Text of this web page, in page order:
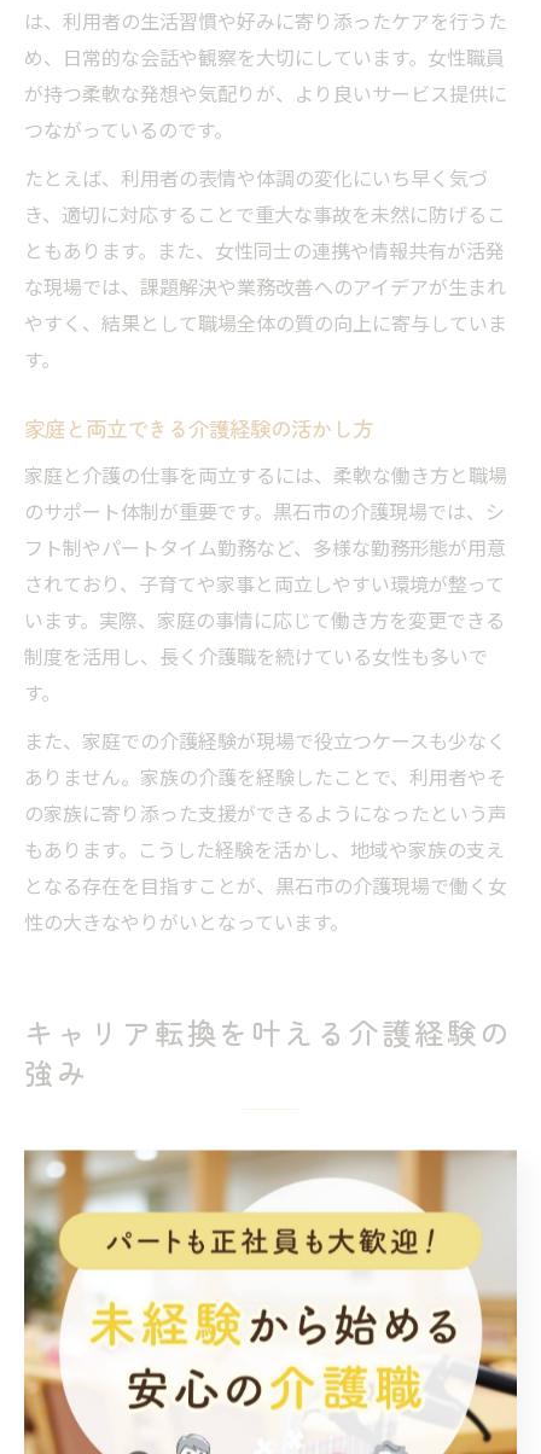
は、利用者の生活習慣や好みに寄り添ったケアを行うた
め、日常的な会話や観察を大切にしています。女性職員
が持つ柔軟な発想や気配りが、より良いサービス提供に
つながっているのです。
たとえば、利用者の表情や体調の変化にいち早く気づ
き、適切に対応することで重大な事故を未然に防げるこ
ともあります。また、女性同士の連携や情報共有が活発
な現場では、課題解決や業務改善へのアイデアが生まれ
やすく、結果として職場全体の質の向上に寄与していま
す。
家庭と両立できる介護経験の活かし方
家庭と介護の仕事を両立するには、柔軟な働き方と職場
のサポート体制が重要です。黒石市の介護現場では、シ
フト制やパートタイム勤務など、多様な勤務形態が用意
されており、子育てや家事と両立しやすい環境が整って
います。実際、家庭の事情に応じて働き方を変更できる
制度を活用し、長く介護職を続けている女性も多いで
す。
また、家庭での介護経験が現場で役立つケースも少なく
ありません。家族の介護を経験したことで、利用者やそ
の家族に寄り添った支援ができるようになったという声
もあります。こうした経験を活かし、地域や家族の支え
となる存在を目指すことが、黒石市の介護現場で働く女
性の大きなやりがいとなっています。
キャリア転換を叶える介護経験の
強み
介護経験が新たなキャリア選択肢を広げる
介護の経験は、青森県黒石市において新しいキャリアの
扉を開く大きな要素となっています。地域の高齢化が進
む中、介護職員としての現場経験は、今後ますます需要
が高まる分野であり、安定した職業選択肢といえるでし
ょう。特に、黒石市では特別養護老人ホームやグループ
ホーム、有料老人ホームなど多様な施設が存在し、それ
ぞれに求められるスキルや知識も異なります。